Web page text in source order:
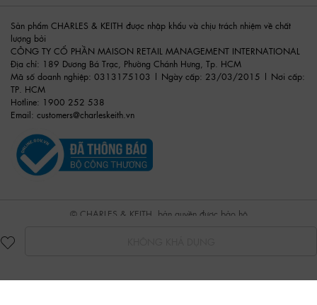
Sản phẩm CHARLES & KEITH được nhập khẩu và chịu trách nhiệm về chất
lượng bởi
CÔNG TY CỔ PHẦN MAISON RETAIL MANAGEMENT INTERNATIONAL
Địa chỉ: 189 Dương Bá Trạc, Phường Chánh Hưng, Tp. HCM
Mã số doanh nghiệp: 0313175103 | Ngày cấp: 23/03/2015 | Nơi cấp:
TP. HCM
Hotline: 1900 252 538
Email: customers@charleskeith.vn
© CHARLES & KEITH, bản quyền được bảo hộ